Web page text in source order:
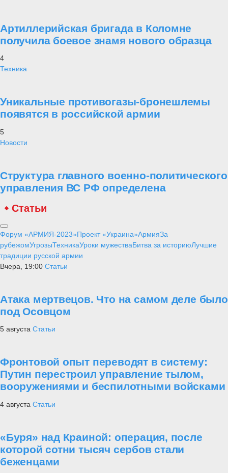
Артиллерийская бригада в Коломне
получила боевое знамя нового образца
4
Техника
Уникальные противогазы-бронешлемы
появятся в российской армии
5
Новости
Структура главного военно-политического
управления ВС РФ определена
Статьи
Форум «АРМИЯ-2023»Проект «Украина»АрмияЗа
рубежомУгрозыТехникаУроки мужестваБитва за историюЛучшие
традиции русской армии
Вчера, 19:00 Статьи
Атака мертвецов. Что на самом деле было
под Осовцом
5 августа Статьи
Фронтовой опыт переводят в систему:
Путин перестроил управление тылом,
вооружениями и беспилотными войсками
4 августа Статьи
«Буря» над Краиной: операция, после
которой сотни тысяч сербов стали
беженцами